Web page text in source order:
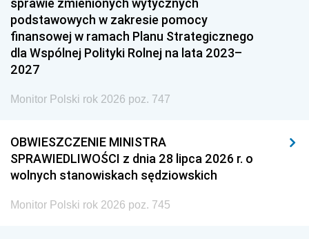
podstawowych w zakresie pomocy
finansowej w ramach Planu Strategicznego
dla Wspólnej Polityki Rolnej na lata 2023–
2027
Monitor Polski rok 2026 poz. 747
OBWIESZCZENIE MINISTRA
SPRAWIEDLIWOŚCI z dnia 28 lipca 2026 r. o
wolnych stanowiskach sędziowskich
Monitor Polski rok 2026 poz. 745